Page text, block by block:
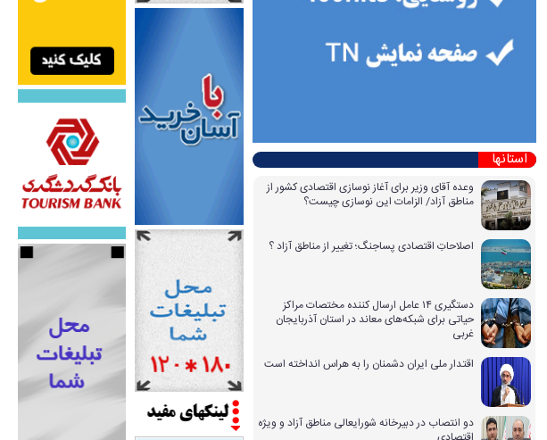
استانها
وعده آقای وزیر برای آغاز نوسازی اقتصادی کشور از
مناطق آزاد/ الزامات این نوسازی چیست؟
اصلاحاتِ اقتصادی پساجنگ؛ تغییر از مناطق آزاد ؟
دستگیری ۱۴ عامل ارسال کننده مختصات مراکز
حیاتی برای شبکه‌های معاند در استان آذربایجان
غربی
اقتدار ملی ایران دشمنان را به هراس انداخته است
دو انتصاب در دبیرخانه شورایعالی مناطق آزاد و ویژه